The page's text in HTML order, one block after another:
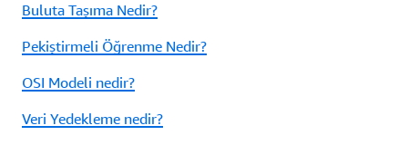
Buluta Taşıma Nedir?
Pekiştirmeli Öğrenme Nedir?
OSI Modeli nedir?
Veri Yedekleme nedir?